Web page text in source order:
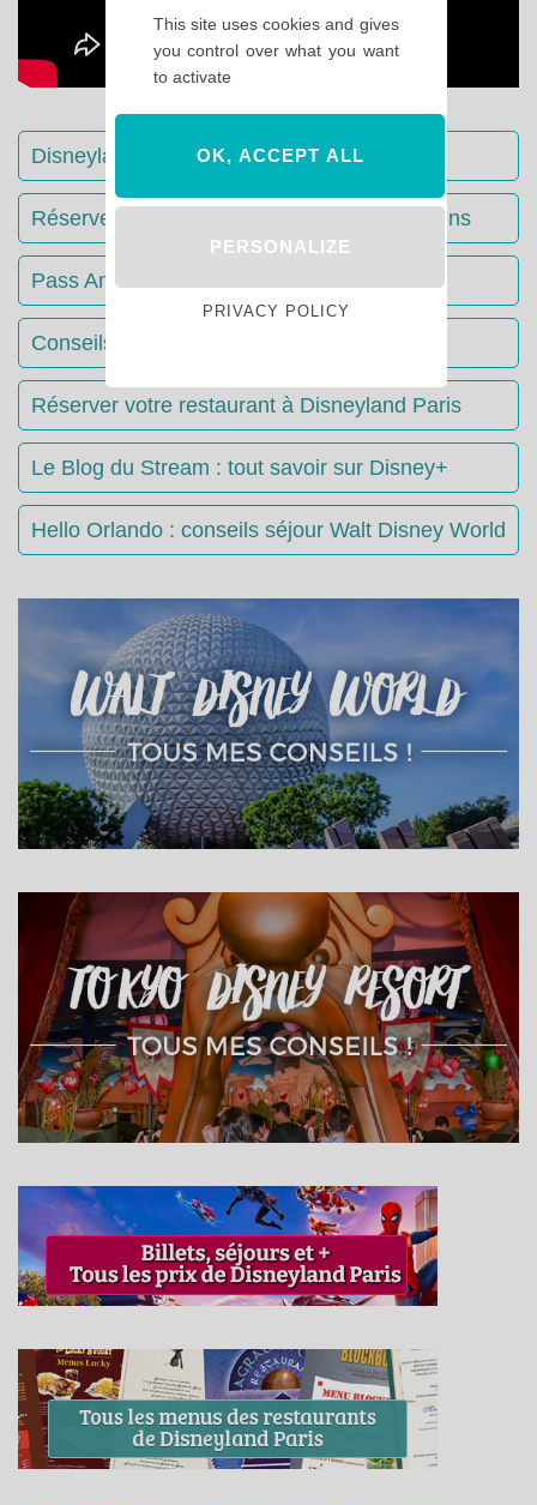
Disneyland Paris : Le guide complet
Réserver votre séjour : toutes les informations
Pass Annuels Disney : informations
Conseils & Astuces Disneyland Paris
Réserver votre restaurant à Disneyland Paris
Le Blog du Stream : tout savoir sur Disney+
Hello Orlando : conseils séjour Walt Disney World
This site uses cookies and gives
you control over what you want
to activate
OK, ACCEPT ALL
PERSONALIZE
PRIVACY POLICY